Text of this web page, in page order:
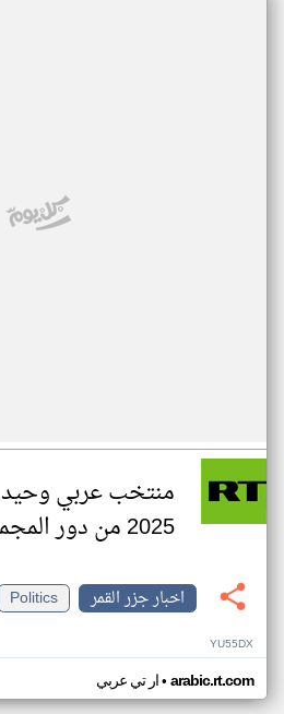
منتخب عربي وحيد
2025 من دور المجموعات
اخبار جزر القمر
Politics
YU55DX
ار تي عربي• arabic.rt.com